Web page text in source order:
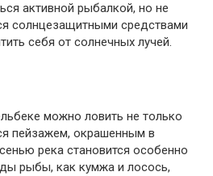
активной рыбалкой, но не
солнцезащитными средствами
себя от солнечных лучей.
можно ловить не только
пейзажем, окрашенным в
река становится особенно
рыбы, как кумжа и лосось,